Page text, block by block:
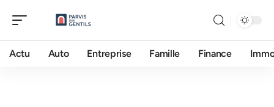
Actu Auto Entreprise Famille Finance